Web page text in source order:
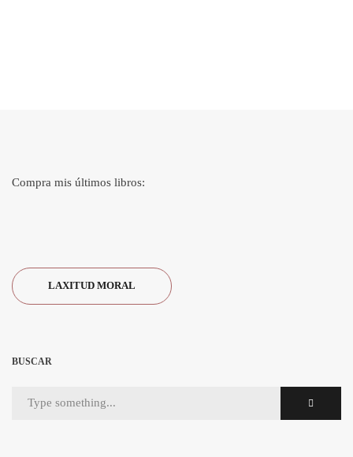
Compra mis últimos libros:
LAXITUD MORAL
BUSCAR